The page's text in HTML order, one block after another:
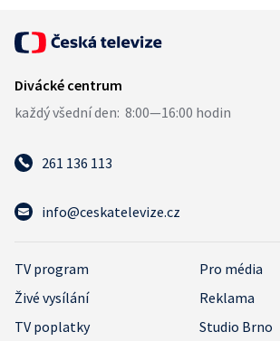
261 136 113
info@ceskatelevize.cz
TV program
Pro média
Živé vysílání
Reklama
TV poplatky
Studio Brno